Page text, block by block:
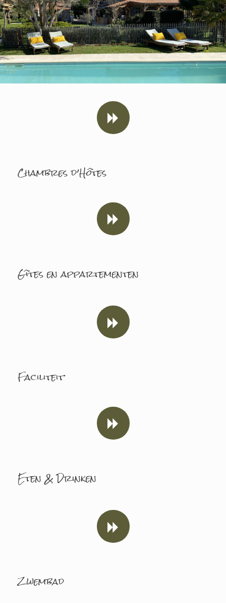
Chambres d’Hôtes
Gîtes en appartementen
Faciliteit
Eten & Drinken
Zwembad